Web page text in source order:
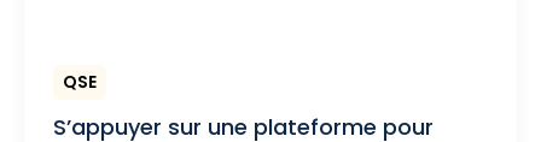
QSE
S’appuyer sur une plateforme pour